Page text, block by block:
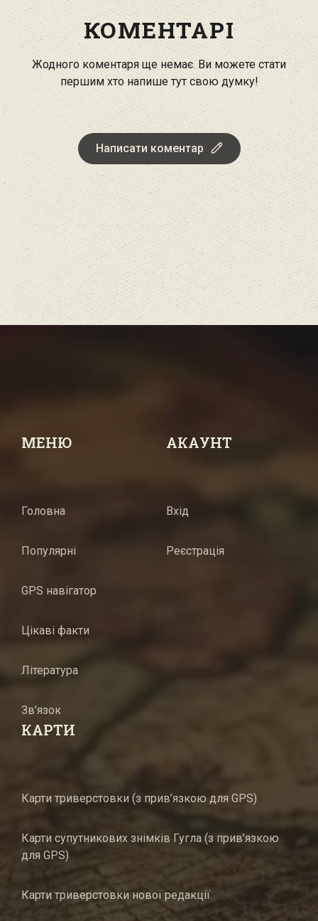
КОМЕНТАРІ
Жодного коментаря ще немає. Ви можете стати
першим хто напише тут свою думку!
Написати коментар
МЕНЮ
Головна
Популярні
GPS навігатор
Цікаві факти
Література
Зв’язок
АКАУНТ
Вхід
Реєстрація
КАРТИ
Карти триверстовки (з прив’язкою для GPS)
Карти супутникових знімків Гугла (з прив’язкою
для GPS)
Карти триверстовки нової редакції